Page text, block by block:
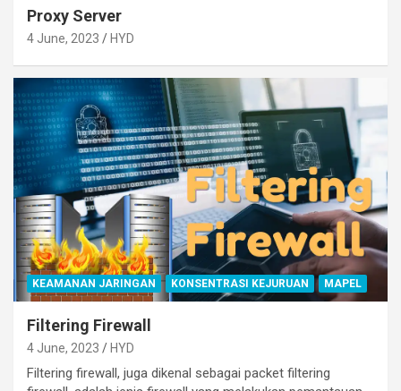
Proxy Server
4 June, 2023 HYD
KEAMANAN JARINGAN KONSENTRASI KEJURUAN MAPEL
Filtering Firewall
4 June, 2023 HYD
Filtering firewall, juga dikenal sebagai packet filtering